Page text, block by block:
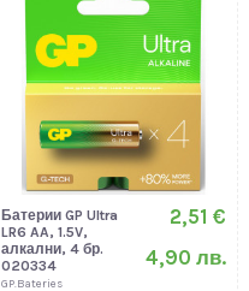
Батерии GP Ultra
LR6 AA, 1.5V,
алкални, 4 бр.
020334
GP.Bateries
2,51 €
4,90 лв.